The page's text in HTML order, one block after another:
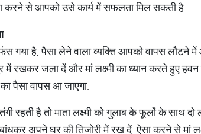
करने से आपको उसे कार्य में सफलता मिल सकती है.
गया है, पैसा लेने वाला व्यक्ति आपको वापस लौटने में
में रखकर जला दें और मां लक्ष्मी का ध्यान करते हुए
पैसा वापस आ जाएगा.
रहती है तो माता लक्ष्मी को गुलाब के फूलों के साथ
अपने घर की तिजोरी में रख दें. ऐसा करने से मां